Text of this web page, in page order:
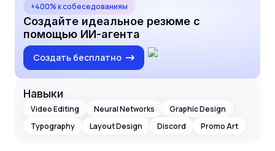
+400% к собеседованиям
Создайте идеальное резюме с
помощью ИИ-агента
Создать бесплатно
Навыки
Video Editing Neural Networks
Graphic Design
Typography
Layout Design Discord Promo Art